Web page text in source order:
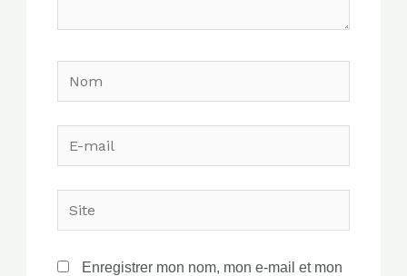
mail
Site
Enregistrer mon nom, mon e-mail et mon